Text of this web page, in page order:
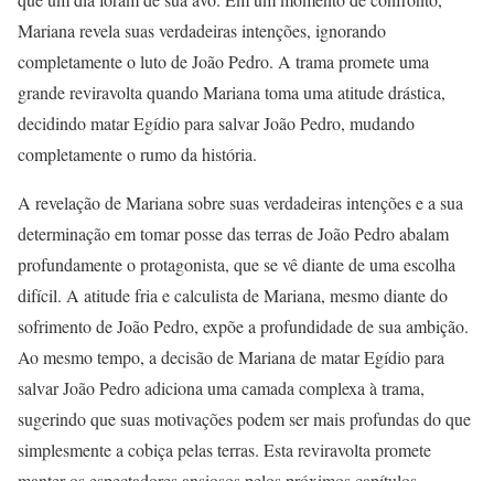
Mariana revela suas verdadeiras intenções, ignorando
completamente o luto de João Pedro. A trama promete uma
grande reviravolta quando Mariana toma uma atitude drástica,
decidindo matar Egídio para salvar João Pedro, mudando
completamente o rumo da história.
A revelação de Mariana sobre suas verdadeiras intenções e a sua
determinação em tomar posse das terras de João Pedro abalam
profundamente o protagonista, que se vê diante de uma escolha
difícil. A atitude fria e calculista de Mariana, mesmo diante do
sofrimento de João Pedro, expõe a profundidade de sua ambição.
Ao mesmo tempo, a decisão de Mariana de matar Egídio para
salvar João Pedro adiciona uma camada complexa à trama,
sugerindo que suas motivações podem ser mais profundas do que
simplesmente a cobiça pelas terras. Esta reviravolta promete